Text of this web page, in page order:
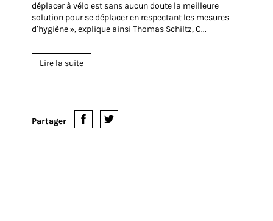
déplacer à vélo est sans aucun doute la meilleure
solution pour se déplacer en respectant les mesures
d’hygiène », explique ainsi Thomas Schiltz, C...
Lire la suite
Partager